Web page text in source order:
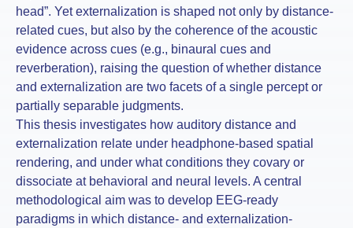
head”. Yet externalization is shaped not only by distance-
related cues, but also by the coherence of the acoustic
evidence across cues (e.g., binaural cues and
reverberation), raising the question of whether distance
and externalization are two facets of a single percept or
partially separable judgments.
This thesis investigates how auditory distance and
externalization relate under headphone-based spatial
rendering, and under what conditions they covary or
dissociate at behavioral and neural levels. A central
methodological aim was to develop EEG-ready
paradigms in which distance- and externalization-